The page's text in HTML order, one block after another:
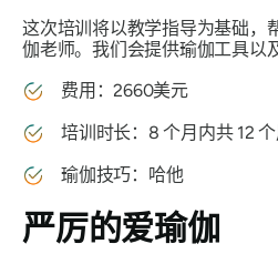
这次培训将以教学指导为基础，
伽老师。我们会提供瑜伽工具以
费用：2660美元
培训时长：8 个月内共 12 个
瑜伽技巧：哈他
严厉的爱瑜伽